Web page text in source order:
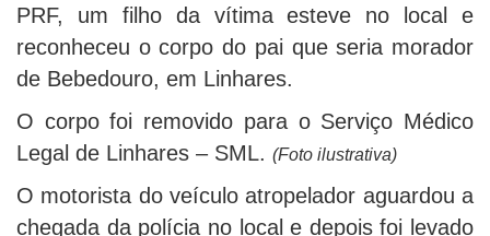
PRF, um filho da vítima esteve no local e
reconheceu o corpo do pai que seria morador
de Bebedouro, em Linhares.
O corpo foi removido para o Serviço Médico
Legal de Linhares – SML. (Foto ilustrativa)
O motorista do veículo atropelador aguardou a
chegada da polícia no local e depois foi levado